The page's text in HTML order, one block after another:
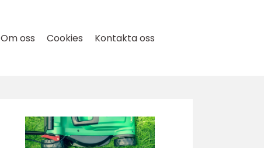
Om oss Cookies Kontakta oss